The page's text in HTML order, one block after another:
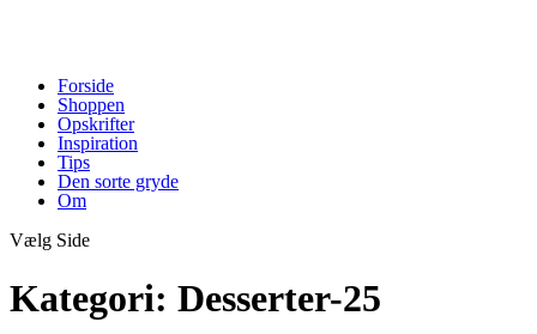
Forside
Shoppen
Opskrifter
Inspiration
Tips
Den sorte gryde
Om
Vælg Side
Kategori: Desserter-25